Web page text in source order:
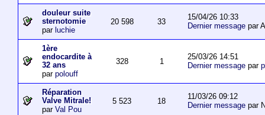
douleur suite
sternotomie
par luchie
20 598 33
15/04/26 10:33
Dernier messagepar
1ère
endocardite à
32 ans
par polouff
328 1
25/03/26 14:51
Dernier messagepar
Réparation
Valve Mitrale!
par Val Pou
5 523 18
11/03/26 09:12
Dernier messagepar